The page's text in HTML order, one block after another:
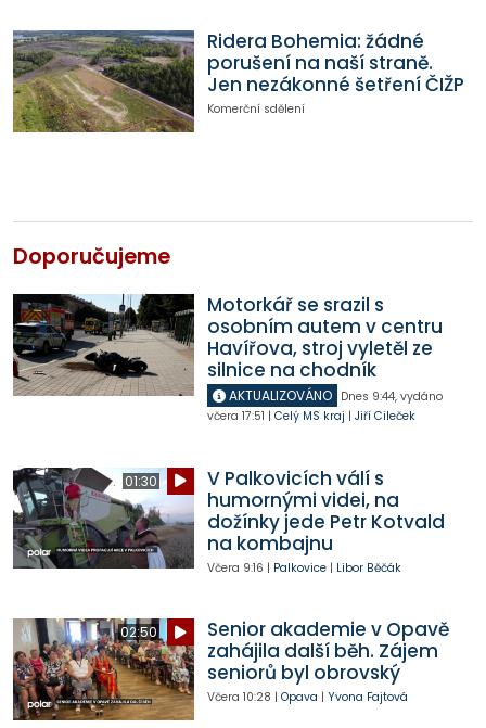
Ridera Bohemia: žádné
porušení na naší straně.
Jen nezákonné šetření ČIŽP
Komerční sdělení
Doporučujeme
Motorkář se srazil s
osobním autem v centru
Havířova, stroj vyletěl ze
silnice na chodník
AKTUALIZOVÁNO Dnes 9:44, vydáno
včera 17:51 | Celý MS kraj | Jiří Cileček
01:30
V Palkovicích válí s
humornými videi, na
dožínky jede Petr Kotvald
na kombajnu
Včera 9:16 | Palkovice| Libor Běčák
02:50
Senior akademie v Opavě
zahájila další běh. Zájem
seniorů byl obrovský
Včera 10:28 | Opava | Yvona Fajtová